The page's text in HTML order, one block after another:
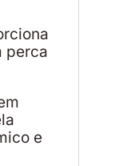
perca
e